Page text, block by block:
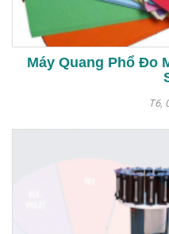
Máy Quang Phổ Đo
T6,